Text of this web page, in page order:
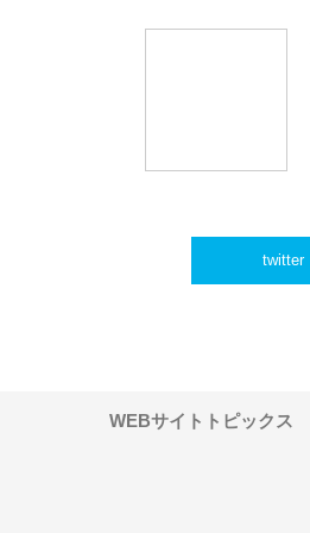
twitter
WEBサイトトピックス